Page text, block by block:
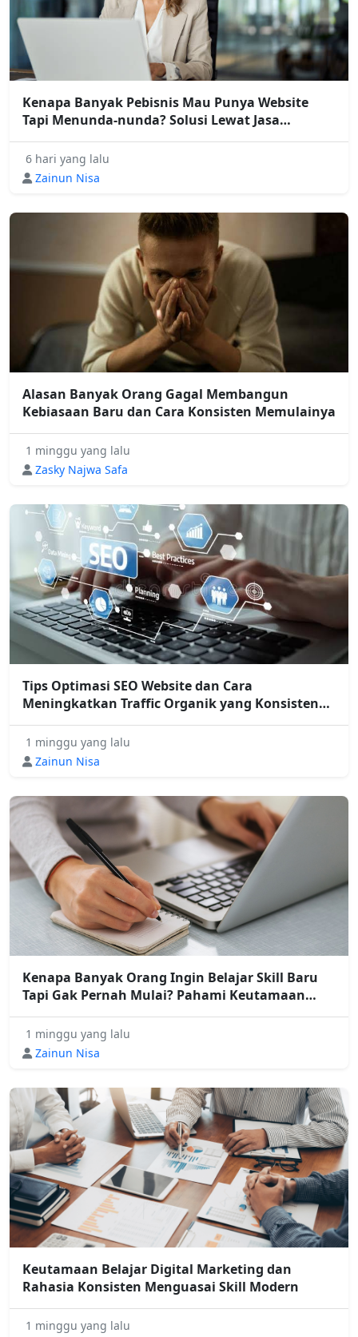
Kenapa Banyak Pebisnis Mau Punya Website
Tapi Menunda-nunda? Solusi Lewat Jasa
Pembuatan Website Profesional
6 hari yang lalu
Zainun Nisa
Alasan Banyak Orang Gagal Membangun
Kebiasaan Baru dan Cara Konsisten Memulainya
1 minggu yang lalu
Zasky Najwa Safa
Tips Optimasi SEO Website dan Cara
Meningkatkan Traffic Organik yang Konsisten
untuk Bisnis Digital
1 minggu yang lalu
Zainun Nisa
Kenapa Banyak Orang Ingin Belajar Skill Baru
Tapi Gak Pernah Mulai? Pahami Keutamaan
Belajar Digital Marketing
1 minggu yang lalu
Zainun Nisa
Keutamaan Belajar Digital Marketing dan
Rahasia Konsisten Menguasai Skill Modern
1 minggu yang lalu